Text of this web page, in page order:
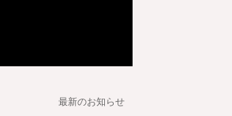
最新のお知らせ